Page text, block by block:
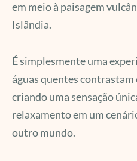
em meio à paisagem
Islândia.
É simplesmente uma
águas quentes
criando uma sensação
relaxamento em um
outro mundo.